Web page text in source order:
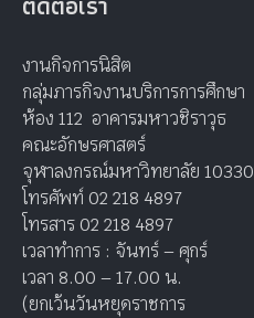
งานกิจการนิสิต
กลุ่มภารกิจงานบริการการศึกษา
ห้อง 112 อาคารมหาวชิราวุธ
คณะอักษรศาสตร์
จุฬาลงกรณ์มหาวิทยาลัย 10330
โทรศัพท์ 02 218 4897
โทรสาร 02 218 4897
เวลาทำการ : จันทร์ – ศุกร์
เวลา 8.00 – 17.00 น.
(ยกเว้นวันหยุดราชการ